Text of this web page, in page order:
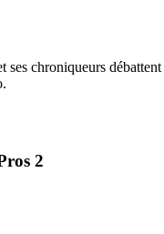
ses chroniqueurs
2